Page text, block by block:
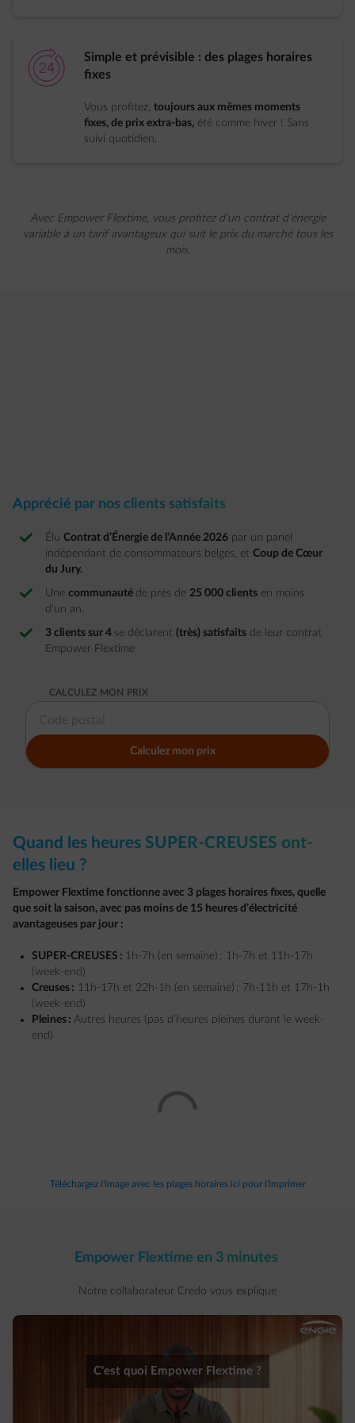
element-24h
Simple et prévisible : des plages horaires
fixes
Vous profitez, toujours aux mêmes moments
fixes, de prix extra-bas, été comme hiver ! Sans
suivi quotidien.
Avec Empower Flextime, vous profitez d’un contrat d’énergie
variable à un tarif avantageux qui suit le prix du marché tous les
mois.
Apprécié par nos clients satisfaits
Élu Contrat d’Énergie de l’Année 2026 par un panel
indépendant de consommateurs belges, et Coup de Cœur
du Jury.
Une communauté de près de 25 000 clients en moins
d’un an.
3 clients sur 4 se déclarent (très) satisfaits de leur contrat
Empower Flextime​ ​
CALCULEZ MON PRIX
Calculez mon prix
Quand les heures SUPER-CREUSES ont-
elles lieu ?
Empower Flextime fonctionne avec 3 plages horaires fixes, quelle
que soit la saison, avec pas moins de 15 heures d’électricité
avantageuses par jour :
SUPER-CREUSES : 1h-7h (en semaine) ; 1h-7h et 11h-17h
(week-end)
Creuses : 11h-17h et 22h-1h (en semaine) ; 7h-11h et 17h-1h
(week-end)
Pleines : Autres heures (pas d’heures pleines durant le week-
end)
Téléchargez l'image avec les plages horaires ici pour l'imprimer
Empower Flextime en 3 minutes
Notre collaborateur Credo vous explique
C'est quoi Empower Flextime ?